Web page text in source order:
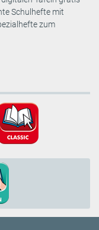
Schulhefte mit
zum